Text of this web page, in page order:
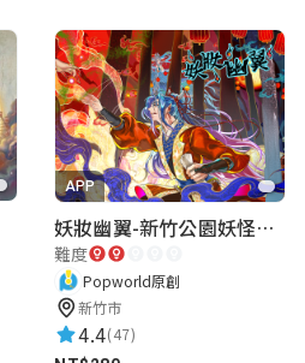
APP
妖妝幽翼-新竹公園妖怪懸疑事件
難度
Popworld原創
新竹市
4.4(47)